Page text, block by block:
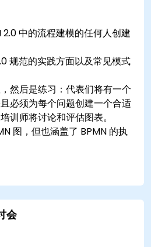
中的流程建模的任何人创建
规范的实践方面以及常见模式
然后是练习：代表们将有一个
必须为每个问题创建一个合适
训师将讨论和评估图表。
图，但也涵盖了 BPMN 的执
会